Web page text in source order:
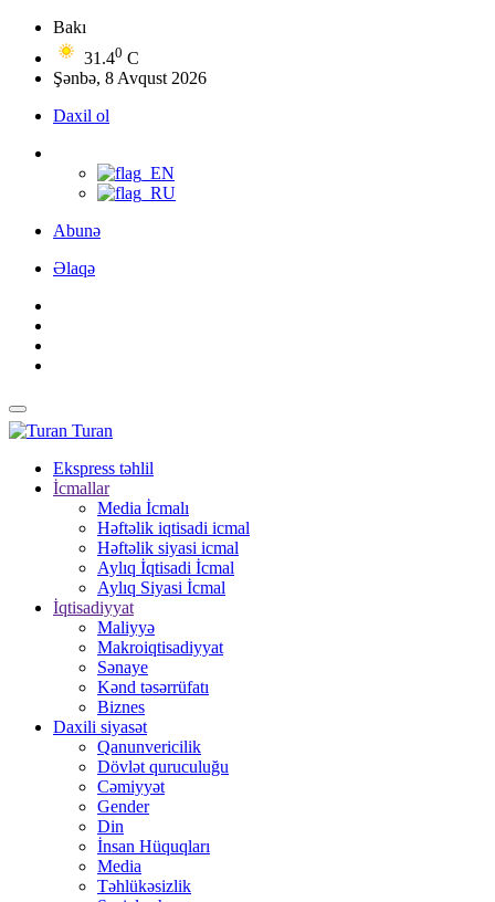
Bakı
31.40 C
Şənbə, 8 Avqust 2026
Daxil ol
Abunə
Əlaqə
Turan
Ekspress təhlil
İcmallar
Media İcmalı
Həftəlik iqtisadi icmal
Həftəlik siyasi icmal
Aylıq İqtisadi İcmal
Aylıq Siyasi İcmal
İqtisadiyyat
Maliyyə
Makroiqtisadiyyat
Sənaye
Kənd təsərrüfatı
Biznes
Daxili siyasət
Qanunvericilik
Dövlət quruculuğu
Cəmiyyət
Gender
Din
İnsan Hüquqları
Media
Təhlükəsizlik